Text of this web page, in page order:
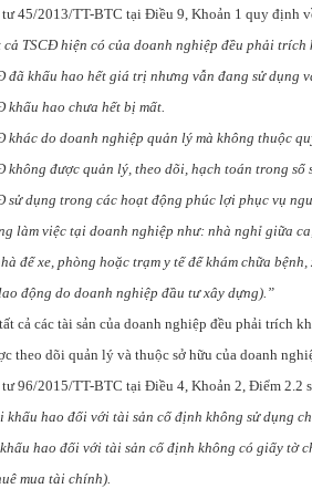
45/2013/TT-BTC tại Điều 9, Khoản 1 quy định
cả TSCĐ hiện có của doanh nghiệp đều phải
đã khấu hao hết giá trị nhưng vẫn đang sử dụng
khấu hao chưa hết bị mất.
khác do doanh nghiệp quản lý mà không thuộc
không được quản lý, theo dõi, hạch toán trong sổ
sử dụng trong các hoạt động phúc lợi phục vụ
làm việc tại doanh nghiệp như: nhà nghỉ giữa
để xe, phòng hoặc trạm y tế để khám chữa
động do doanh nghiệp đầu tư xây dựng).”
cả các tài sản của doanh nghiệp đều phải trích
theo dõi quản lý và thuộc sở hữu của doanh
96/2015/TT-BTC tại Điều 4, Khoản 2, Điểm 2.2
khấu hao đối với tài sản cố định không sử dụng
hao đối với tài sản cố định không có giấy tờ
mua tài chính).